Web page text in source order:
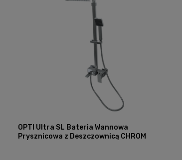
OPTI Ultra SL Bateria Wannowa
Prysznicowa z Deszczownicą CHROM